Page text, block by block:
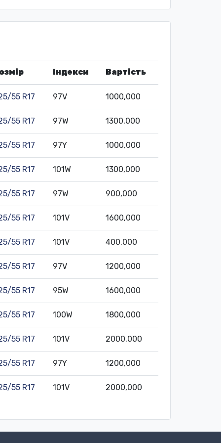
Індекси Вартість
55 R17 97V 1000,000
55 R17 97W 1300,000
55 R17 97Y 1000,000
55 R17 101W 1300,000
55 R17 97W 900,000
55 R17 101V 1600,000
55 R17 101V 400,000
55 R17 97V 1200,000
55 R17 95W 1600,000
55 R17 100W 1800,000
55 R17 101V 2000,000
55 R17 97Y 1200,000
55 R17 101V 2000,000